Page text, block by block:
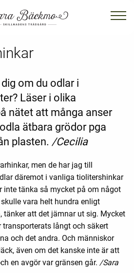
om du odlar i
Läser i olika
nätet att många anser
ätbara grödor pga
plasten. /Cecilia
men de har jag till
däremot i vanliga tiolitershinkar
inte tänka så mycket på om något
vara helt hundra enligt
tänker att det jämnar ut sig. Mycket
transporterats långt och säkert
och det andra. Och människor
även om det kanske inte är att
en avgör var gränsen går. /Sara